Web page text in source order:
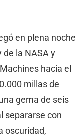
en plena noche
de la NASA y
hacia el
millas de
gema de seis
separarse con
oscuridad,